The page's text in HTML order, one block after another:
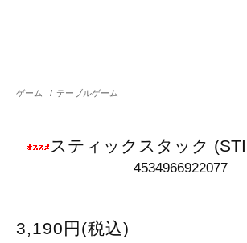
ゲーム / テーブルゲーム
スティックスタック
4534966922077
3,190円(税込)